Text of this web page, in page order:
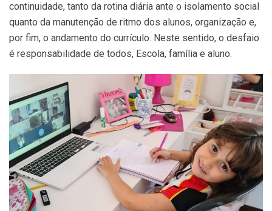
continuidade, tanto da rotina diária ante o isolamento social
quanto da manutenção de ritmo dos alunos, organização e,
por fim, o andamento do currículo. Neste sentido, o desfaio
é responsabilidade de todos, Escola, família e aluno.